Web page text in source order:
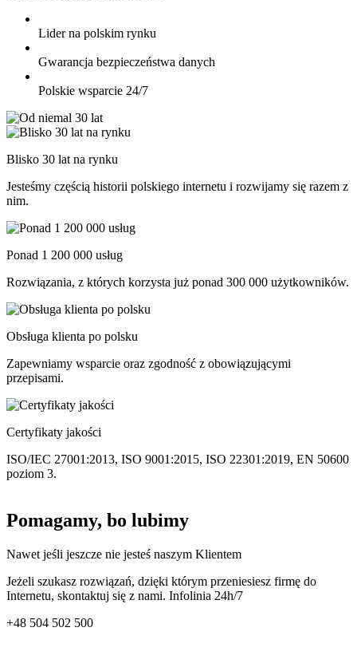
Lider na polskim rynku
Gwarancja bezpieczeństwa danych
Polskie wsparcie 24/7
Blisko 30 lat na rynku
Jesteśmy częścią historii polskiego internetu i rozwijamy się razem z
nim.
Ponad 1 200 000 usług
Rozwiązania, z których korzysta już ponad 300 000 użytkowników.
Obsługa klienta po polsku
Zapewniamy wsparcie oraz zgodność z obowiązującymi
przepisami.
Certyfikaty jakości
ISO/IEC 27001:2013, ISO 9001:2015, ISO 22301:2019, EN 50600
poziom 3.
Pomagamy, bo lubimy
Nawet jeśli jeszcze nie jesteś naszym Klientem
Jeżeli szukasz rozwiązań, dzięki którym przeniesiesz firmę do
Internetu, skontaktuj się z nami. Infolinia 24h/7
+48 504 502 500